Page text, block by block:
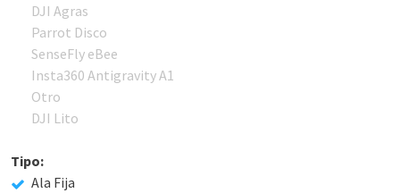
DJI Agras
Parrot Disco
SenseFly eBee
Insta360 Antigravity A1
Otro
DJI Lito
Tipo:
Ala Fija